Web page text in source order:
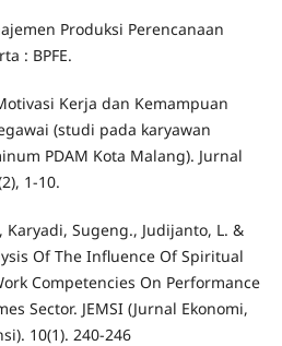
Produksi Perencanaan
: BPFE.
Kerja dan Kemampuan
(studi pada karyawan
PDAM Kota Malang). Jurnal
1-10.
Sugeng., Judijanto, L. &
Of The Influence Of Spiritual
Competencies On Performance
Sector. JEMSI (Jurnal Ekonomi,
10(1). 240-246